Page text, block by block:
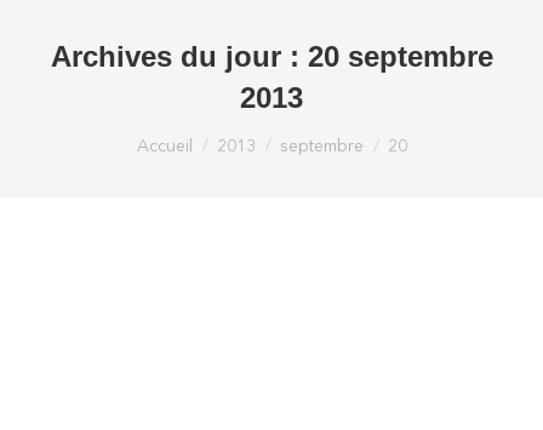
Archives du jour : 20 septembre
2013
Accueil 2013 septembre 20